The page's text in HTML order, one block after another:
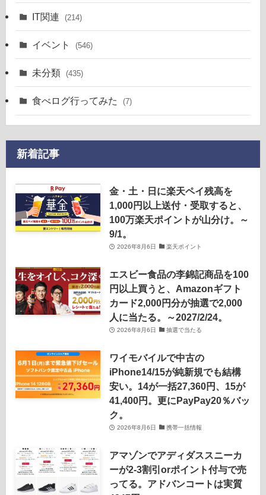
IT関連 (214)
イベント (546)
未分類 (435)
食べログ行ってみた (7)
新着記事
金・土・日に楽天ペイ残高を
1,000円以上送付・受取すると、
100万楽天ポイントが山分け。～
9/1。
2026年8月6日 楽天ポイント
エスビー食品の李錦記商品を100
円以上買うと、Amazonギフト
カード2,000円分が抽選で2,000
人に当たる。～2027/2/24。
2026年8月6日 抽選で当たる
ワイモバイルで中古の
iPhone14/15が純新規でも結構
安い。14が一括27,360円、15が
41,400円。更にPayPay20％バッ
ク。
2026年8月6日 携帯一括情報
アマゾンでアディダススニーカ
ーが2-3割引orポイント付与で売
ってる。アドバンコートは実質